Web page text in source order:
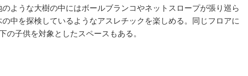
のような大樹の中にはボールブランコやネットスロープが張り巡ら
の中を探検しているようなアスレチックを楽しめる。同じフロアに
の子供を対象としたスペースもある。